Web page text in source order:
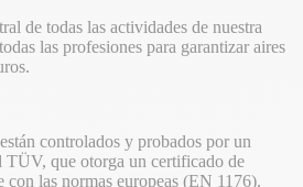
de todas las actividades de nuestra
las profesiones para garantizar aires
controlados y probados por un
TÜV, que otorga un certificado de
las normas europeas (EN 1176).